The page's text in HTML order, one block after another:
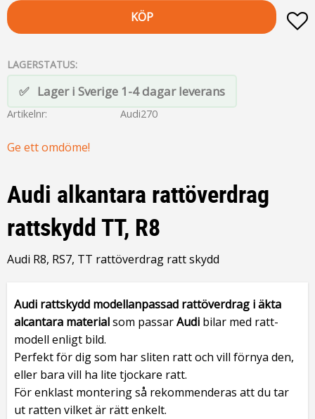
KÖP
LAGERSTATUS
Lager i Sverige 1-4 dagar leverans
Artikelnr Audi270
Ge ett omdöme!
Audi alkantara rattöverdrag
rattskydd TT, R8
Audi R8, RS7, TT rattöverdrag ratt skydd
Audi rattskydd modellanpassad rattöverdrag i äkta
alcantara materialsom passarAudi bilar med ratt-
modell enligt bild.
Perfekt för dig som har sliten ratt och vill förnya den,
eller bara vill ha lite tjockare ratt.
För enklast montering så rekommenderas att du tar
ut ratten vilket är rätt enkelt.